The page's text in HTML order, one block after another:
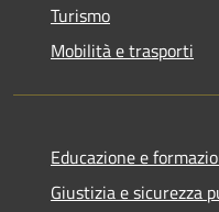
Turismo
Mobilità e trasporti
Educazione e
Giustizia e sicurezza